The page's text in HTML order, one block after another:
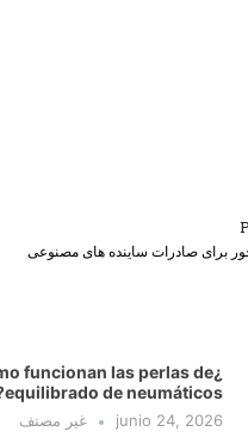
برای صادرات ساینده های مصنوعی
funcionan las perlas de
equilibrado de neumáticos?
junio 24, 2026 غير مصنف